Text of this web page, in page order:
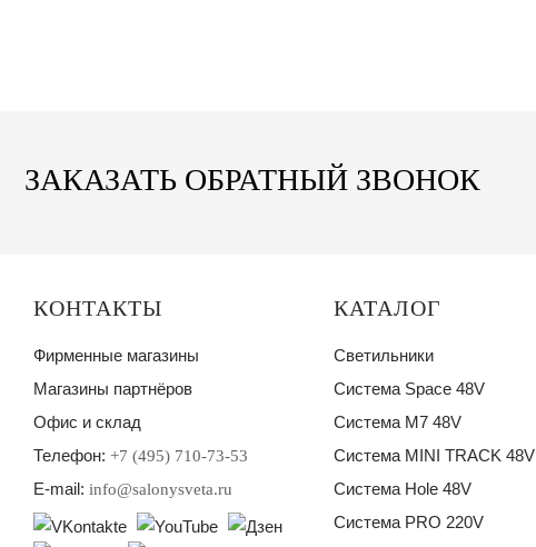
ЗАКАЗАТЬ ОБРАТНЫЙ ЗВОНОК
КАТАЛОГ
Светильники
Система Space 48V
Система M7 48V
Система MINI TRACK 48V
Система Hole 48V
Система PRO 220V
КОНТАКТЫ
Фирменные магазины
Магазины партнёров
Офис и склад
Телефон: +7 (495) 710-73-53
E-mail: info@salonysveta.ru